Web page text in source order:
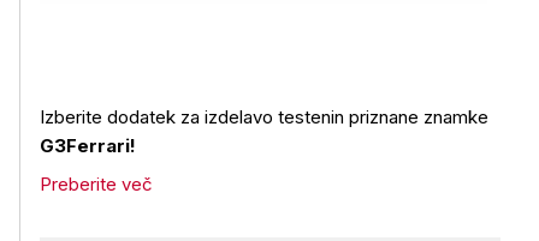
Izberite dodatek za izdelavo testenin priznane znamke
G3Ferrari!
Preberite več